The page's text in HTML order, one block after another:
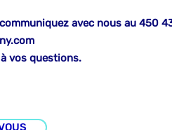
avec nous au 450
vos questions.